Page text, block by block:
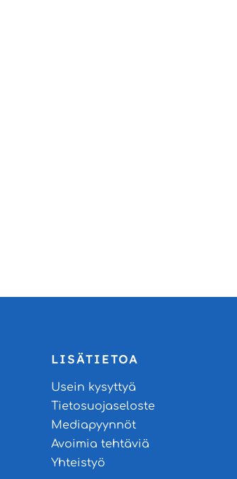
LISÄTIETOA
Usein kysyttyä
Tietosuojaseloste
Mediapyynnöt
Avoimia tehtäviä
Yhteistyö